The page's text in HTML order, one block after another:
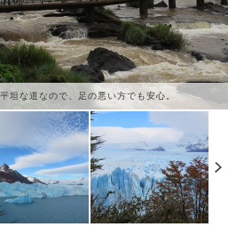
坦な道なので、足の悪い方でも安心。